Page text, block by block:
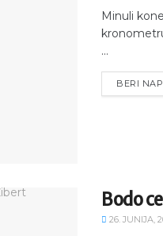
Minuli
...
BERI
Bodo
26. JUNIJA,